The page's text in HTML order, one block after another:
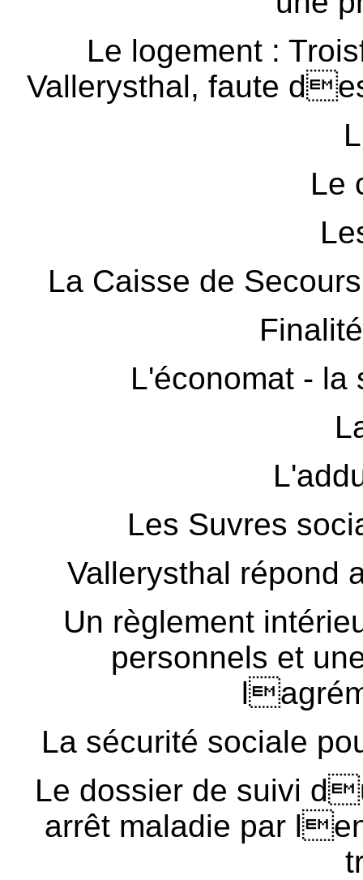
Le logement :
Vallerysthal, faute
Le
La Caisse de
L'économat - la
Les Suvres
Vallerysthal répond
Un règlement
personnels et
La sécurité sociale
Le dossier de suivi
arrêt maladie par